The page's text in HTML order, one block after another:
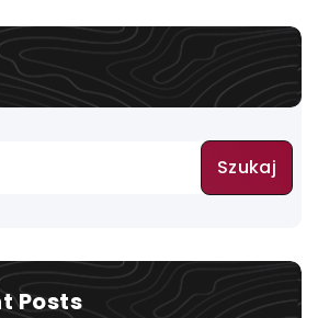
Szukaj
Posts